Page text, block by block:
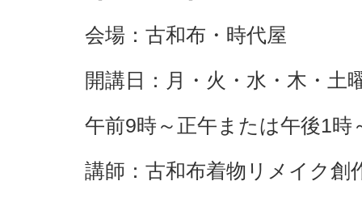
会場：古和布・時代屋
開講日：月・火・水・木・土
午前9時～正午または午後1時
講師：古和布着物リメイク